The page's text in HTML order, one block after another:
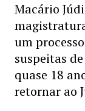
Macário
um
suspeitas
quase 18
retornar ao